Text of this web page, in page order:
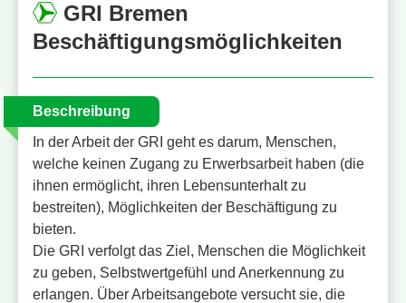
GRI Bremen
Beschäftigungsmöglichkeiten
Beschreibung
In der Arbeit der GRI geht es darum, Menschen,
welche keinen Zugang zu Erwerbsarbeit haben (die
ihnen ermöglicht, ihren Lebensunterhalt zu
bestreiten), Möglichkeiten der Beschäftigung zu
bieten.
Die GRI verfolgt das Ziel, Menschen die Möglichkeit
zu geben, Selbstwertgefühl und Anerkennung zu
erlangen. Über Arbeitsangebote versucht sie, die